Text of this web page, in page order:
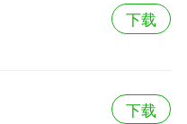
下载
下载